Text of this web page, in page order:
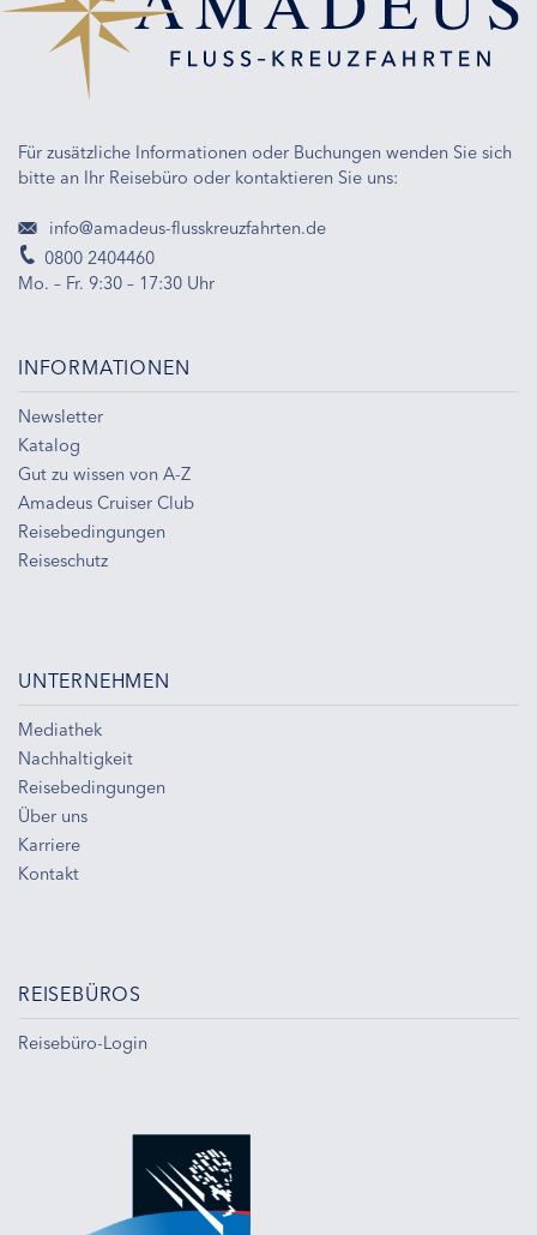
Für zusätzliche Informationen oder Buchungen wenden Sie sich
bitte an Ihr Reisebüro oder kontaktieren Sie uns:
info@amadeus-flusskreuzfahrten.de
0800 2404460
Mo. – Fr. 9:30 – 17:30 Uhr
INFORMATIONEN
Newsletter
Katalog
Gut zu wissen von A-Z
Amadeus Cruiser Club
Reisebedingungen
Reiseschutz
UNTERNEHMEN
Mediathek
Nachhaltigkeit
Reisebedingungen
Über uns
Karriere
Kontakt
REISEBÜROS
Reisebüro-Login